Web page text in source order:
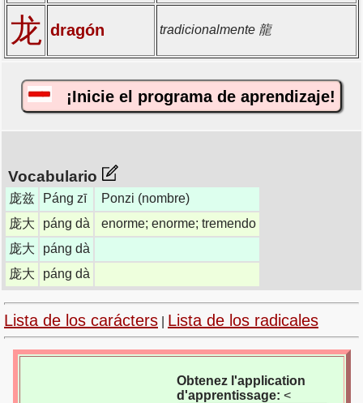
龙 dragón tradicionalmente 龍
¡Inicie el programa de aprendizaje!
Vocabulario
庞兹 Páng zī
Ponzi (nombre)
庞大
páng dà
enorme; enorme; tremendo
庞大
páng dà
庞大
páng dà
Lista de los carácters Lista de los radicales
Obtenez l'application
d'apprentissage: <